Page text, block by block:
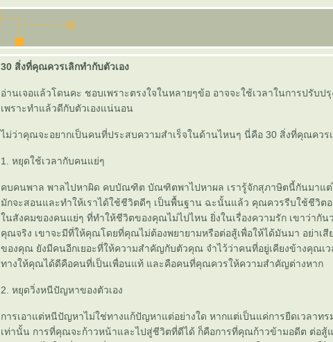
30 สิ่งที่คุณควรเลิกทำกับตัวเอง
อ่านเจอแล้วโดนคะ ชอบเพราะตรงใจในหลายๆข้อ อาจจะใช้เวลาในการปรับปรุ
เพราะทำแล้วดีกับตัวเองแน่นอน
ไม่ว่าคุณจะอยากเป็นคนที่ประสบความสำเร็จในด้านไหนๆ นี่คือ 30 สิ่งที่คุณควรเ
1. หยุดใช้เวลากับคนแย่ๆ
คบคนพาล พาลไปหาผิด คบบัณฑิต บัณฑิตพาไปหาผล เรารู้จักสุภาษิตนี้กันมาแต่
มักจะสอนและทำให้เราได้ใช้ชีวิตดีๆ เป็นพื้นฐาน ฉะนั้นแล้ว คุณควรรีบใช้ชีวิต
นสังคมของคนแย่ๆ ที่ทำให้ชีวิตของคุณไม่ไปไหน ยิ่งในเรื่องความรัก เขาว่ากัน
คุณจริง เขาจะมีที่ให้คุณโดยที่คุณไม่ต้องพยายามหรือต่อสู้เพื่อให้ได้มันมา อย่าเสี
ของคุณ ยังมีคนอีกเยอะที่ให้ความสำคัญกับตัวคุณ จำไว้ว่าคนที่อยู่เคียงข้างคุณเ
ทางให้คุณได้ดีคือคนที่เป็นเพื่อนแท้ และคือคนที่คุณควรให้ความสำคัญต่างหาก
2. หยุดวิ่งหนีปัญหาของตัวเอง
การเอาแต่หนีปัญหาไม่ใช่ทางแก้ปัญหาแต่อย่างใด หากแต่เป็นแค่การยืดเวลาท
เท่านั้น การที่คุณจะก้าวหน้าและไปสู่ชีวิตที่ดีได้ ก็คือการที่คุณก้าวข้ามอดีต ต่อสู้